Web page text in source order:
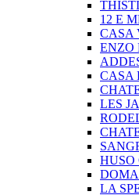
12 E
CASA
ENZO
CASA
LES
HUSO
LA